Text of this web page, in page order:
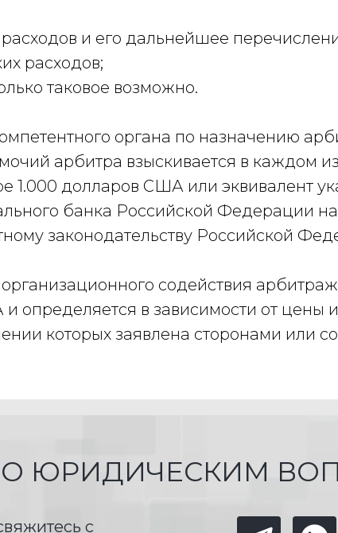
и его дальнейшее
расходов;
таковое возможно.
органа по назначению
арбитра взыскивается в каждом из
1.000 долларов США или эквивалент
банка Российской Федерации
законодательству Российской
содействия
определяется в зависимости от цены
которых заявлена сторонами или
ЮРИДИЧЕСКИМ
с